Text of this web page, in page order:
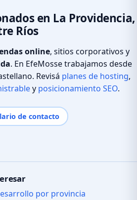
en La Providencia,
Ríos
online, sitios corporativos y
. En EfeMosse trabajamos desde
Revisá planes de hosting,
y posicionamiento SEO.
de contacto
por provincia